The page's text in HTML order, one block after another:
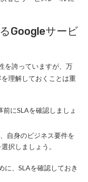
Googleサービ
を誇っていますが、万
理解しておくことは重
にSLAを確認しましょ
自身のビジネス要件を
択しましょう。
に、SLAを確認しておき